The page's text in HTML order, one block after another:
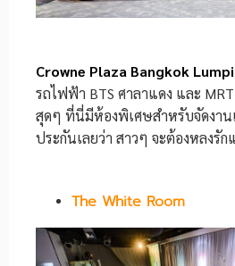
Crowne Plaza Bangkok
รถไฟฟ้า BTS ศาลาแดง และ
สุดๆ ที่นี่มีห้องพิเศษสำหรับจัดงา
ประกันเลยว่า สาวๆ จะต้องหลงรั
The White Room